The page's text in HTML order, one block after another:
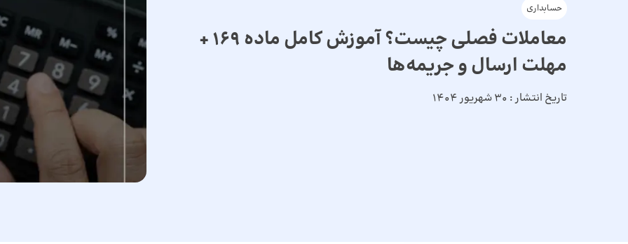
حسابداری
معاملات فصلی چیست؟ آموزش کامل ماده 169 +
مهلت ارسال و جریمه‌ها
تاریخ انتشار : 30 شهریور 1404